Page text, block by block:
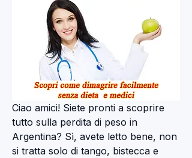
Ciao amici! Siete pronti a scoprire
tutto sulla perdita di peso in
Argentina? Sì, avete letto bene, non
si tratta solo di tango, bistecca e